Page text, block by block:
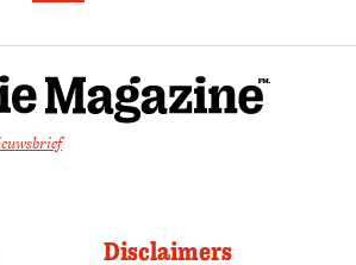
Disclaimers